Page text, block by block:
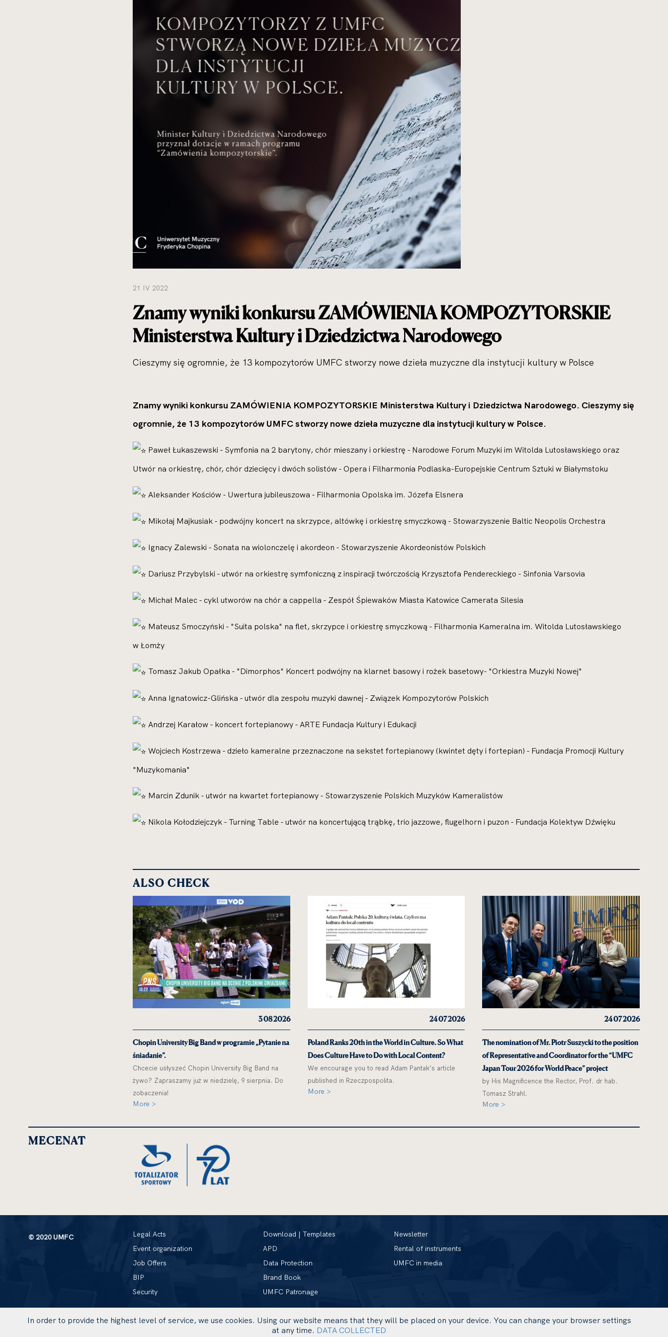
powiększenie
rozmiarów
oryginalnych
21 IV 2022
Znamy wyniki konkursu ZAMÓWIENIA KOMPOZYTORSKIE
Ministerstwa Kultury i Dziedzictwa Narodowego
Cieszymy się ogromnie, że 13 kompozytorów UMFC stworzy nowe dzieła muzyczne dla instytucji kultury w Polsce
Znamy wyniki konkursu ZAMÓWIENIA KOMPOZYTORSKIE Ministerstwa Kultury i Dziedzictwa Narodowego. Cieszymy się
ogromnie, że 13 kompozytorów UMFC stworzy nowe dzieła muzyczne dla instytucji kultury w Polsce.
Paweł Łukaszewski - Symfonia na 2 barytony, chór mieszany i orkiestrę - Narodowe Forum Muzyki im Witolda Lutosławskiego oraz
Utwór na orkiestrę, chór, chór dziecięcy i dwóch solistów - Opera i Filharmonia Podlaska-Europejskie Centrum Sztuki w Białymstoku
Aleksander Kościów - Uwertura jubileuszowa - Filharmonia Opolska im. Józefa Elsnera
Mikołaj Majkusiak - podwójny koncert na skrzypce, altówkę i orkiestrę smyczkową - Stowarzyszenie Baltic Neopolis Orchestra
Ignacy Zalewski - Sonata na wiolonczelę i akordeon - Stowarzyszenie Akordeonistów Polskich
Dariusz Przybylski - utwór na orkiestrę symfoniczną z inspiracji twórczością Krzysztofa Pendereckiego - Sinfonia Varsovia
Michał Malec - cykl utworów na chór a cappella - Zespół Śpiewaków Miasta Katowice Camerata Silesia
Mateusz Smoczyński - "Suita polska" na flet, skrzypce i orkiestrę smyczkową - Filharmonia Kameralna im. Witolda Lutosławskiego
w Łomży
Tomasz Jakub Opałka - "Dimorphos" Koncert podwójny na klarnet basowy i rożek basetowy- "Orkiestra Muzyki Nowej"
Anna Ignatowicz-Glińska - utwór dla zespołu muzyki dawnej - Związek Kompozytorów Polskich
Andrzej Karałow - koncert fortepianowy - ARTE Fundacja Kultury i Edukacji
Wojciech Kostrzewa - dzieło kameralne przeznaczone na sekstet fortepianowy (kwintet dęty i fortepian) - Fundacja Promocji Kultury
"Muzykomania"
Marcin Zdunik - utwór na kwartet fortepianowy - Stowarzyszenie Polskich Muzyków Kameralistów
Nikola Kołodziejczyk - Turning Table - utwór na koncertującą trąbkę, trio jazzowe, flugelhorn i puzon - Fundacja Kolektyw Dźwięku
ALSO CHECK
3 08 2026
Chopin University Big Band w programie „Pytanie na
śniadanie”.
Chcecie usłyszeć Chopin University Big Band na
żywo? Zapraszamy już w niedzielę, 9 sierpnia. Do
zobaczenia!
More >
24 07 2026
Poland Ranks 20th in the World in Culture. So What
Does Culture Have to Do with Local Content?
We encourage you to read Adam Pantak’s article
published in Rzeczpospolita.
More >
24 07 2026
The nomination of Mr. Piotr Suszycki to the position
of Representative and Coordinator for the “UMFC
Japan Tour 2026 for World Peace” project
by His Magnificence the Rector, Prof. dr hab.
Tomasz Strahl.
More >
MECENAT
© 2020 UMFC
Legal Acts
Event organization
Job Offers
BIP
Security
Download | Templates
APD
Data Protection
Brand Book
UMFC Patronage
Newsletter
Rental of instruments
UMFC in media
In order to provide the highest level of service, we use cookies. Using our website means that they will be placed on your device. You can change your browser settings
at any time. DATA COLLECTED